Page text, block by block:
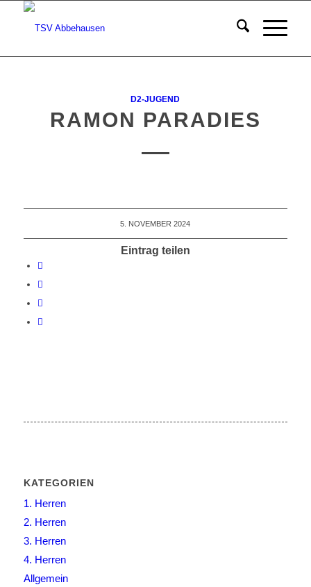
D2-JUGEND
RAMON PARADIES
5. NOVEMBER 2024
Eintrag teilen
KATEGORIEN
1. Herren
2. Herren
3. Herren
4. Herren
Allgemein